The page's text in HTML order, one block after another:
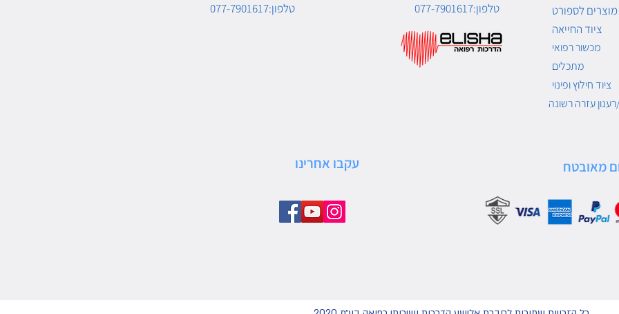
טלפון:077-7901617
טלפון:077-7901617
מוצרים לספורט
ציוד החייאה
מכשור רפואי
מתכלים
ציוד חילוץ ופינוי
עזרה רשונה
עקבו אחרינו מאובטח